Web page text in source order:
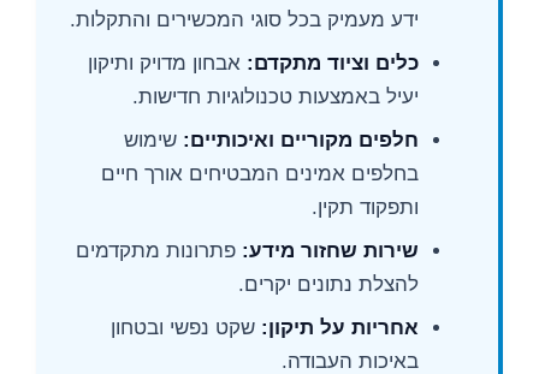
ידע מעמיק בכל סוגי המכשירים והתקלות.
כלים וציוד מתקדם: אבחון מדויק ותיקון
יעיל באמצעות טכנולוגיות חדישות.
חלפים מקוריים ואיכותיים: שימוש
בחלפים אמינים המבטיחים אורך חיים
ותפקוד תקין.
שירות שחזור מידע: פתרונות מתקדמים
להצלת נתונים יקרים.
אחריות על תיקון: שקט נפשי ובטחון
באיכות העבודה.